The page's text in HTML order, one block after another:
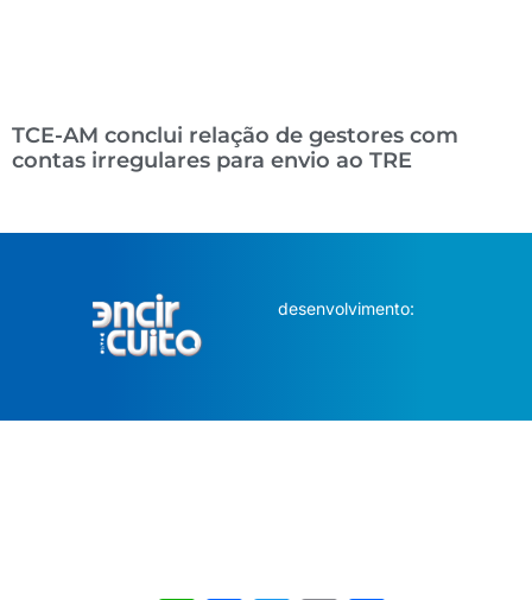
TCE-AM conclui relação de gestores com
contas irregulares para envio ao TRE
desenvolvimento: